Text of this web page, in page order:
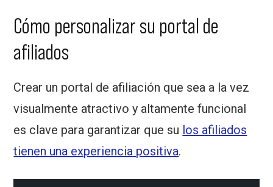
Cómo personalizar su portal de
afiliados
Crear un portal de afiliación que sea a la vez
visualmente atractivo y altamente funcional
es clave para garantizar que su los afiliados
tienen una experiencia positiva.